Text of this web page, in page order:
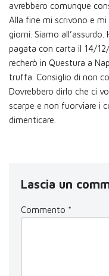
avrebbero comunque
Alla fine mi scrivono e
giorni. Siamo
pagata con carta il 14/
recherò in Questura a
truffa. Consiglio di non
Dovrebbero dirlo che ci
scarpe e non fuorviare i
dimenticare.
Lascia un
Commento *